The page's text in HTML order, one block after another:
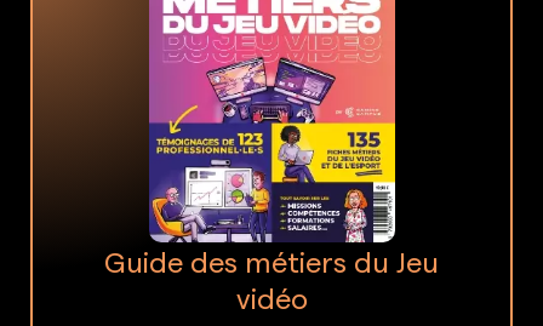
Guide des métiers du Jeu
vidéo